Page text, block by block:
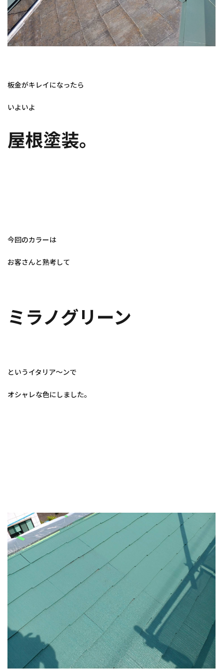
板金がキレイになったら
いよいよ
屋根塗装。
今回のカラーは
お客さんと熟考して
ミラノグリーン
というイタリア～ンで
オシャレな色にしました。